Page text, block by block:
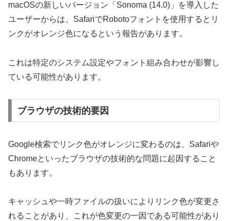
macOSの新しいバージョン「Sonoma (14.0)」を導入した
ユーザーからは、SafariでRobotoフォントを使用するとリ
ンクがオレンジ色になるという報告があります。
これは特定のシステム設定やフォント組み合わせが影響し
ている可能性があります。
ブラウザの技術的要因
Google検索でリンク色がオレンジに変わるのは、Safariや
Chromeといったブラウザの技術的な問題に起因すること
もあります。
キャッシュや一時ファイルの扱いによりリンク色が変更さ
れることがあり、これが色変更の一因である可能性があり